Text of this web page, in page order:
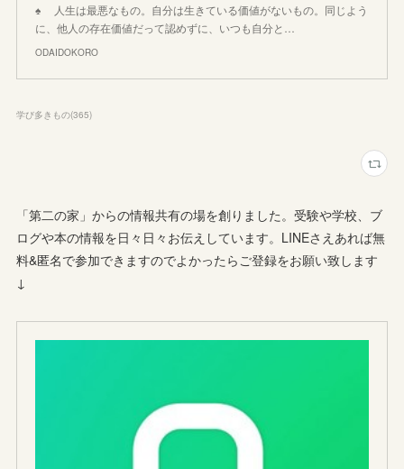
♠ 人生は最悪なもの。自分は生きている価値がないもの。同じよう
に、他人の存在価値だって認めずに、いつも自分と…
ODAIDOKORO
学び多きもの(365)
「第二の家」からの情報共有の場を創りました。受験や学校、ブ
ログや本の情報を日々日々お伝えしています。LINEさえあれば無
料&匿名で参加できますのでよかったらご登録をお願い致します
↓